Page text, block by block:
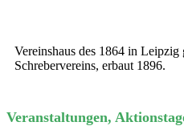
Vereinshaus des 1864 in Leipzig
Schrebervereins, erbaut 1896.
Veranstaltungen,